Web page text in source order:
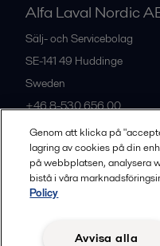
Alfa Laval Nordic
Sälj- och Servicebolag
SE-141 49 Huddinge
Sweden
+46 8-530 656 00
Alla kontor och
Genom att klicka på
lagring av cookies på din
på webbplatsen, analysera
bistå i våra
Policy
Avvisa alla